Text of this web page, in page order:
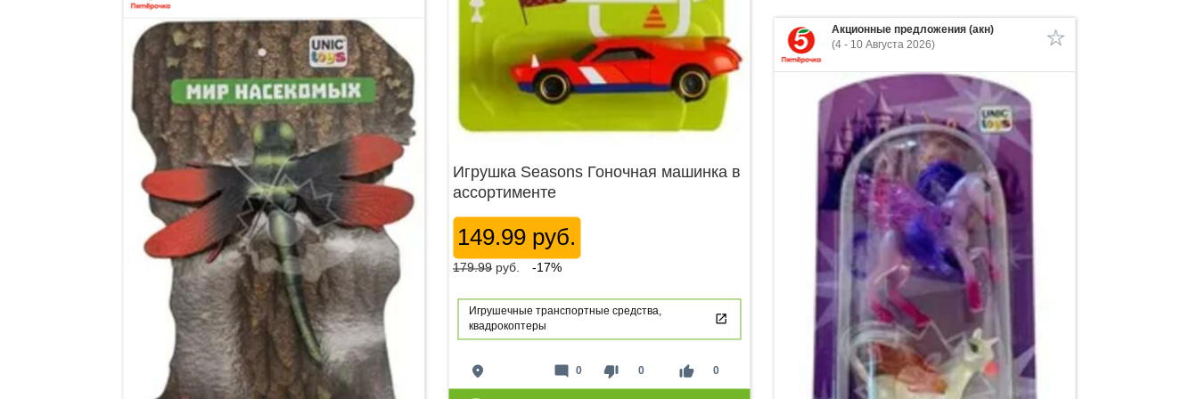
Игрушка Seasons Гоночная машинка в
ассортименте
149.99 руб.
179.99 руб. -17%
Игрушечные транспортные средства,
квадрокоптеры
place thumb_down 0 thumb_up 0
mode_comment 0
Акционные предложения (акн)
(4 - 10 Августа 2026)